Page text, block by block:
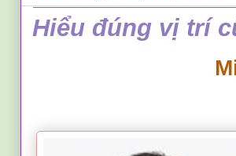
Hiểu đúng vị trí